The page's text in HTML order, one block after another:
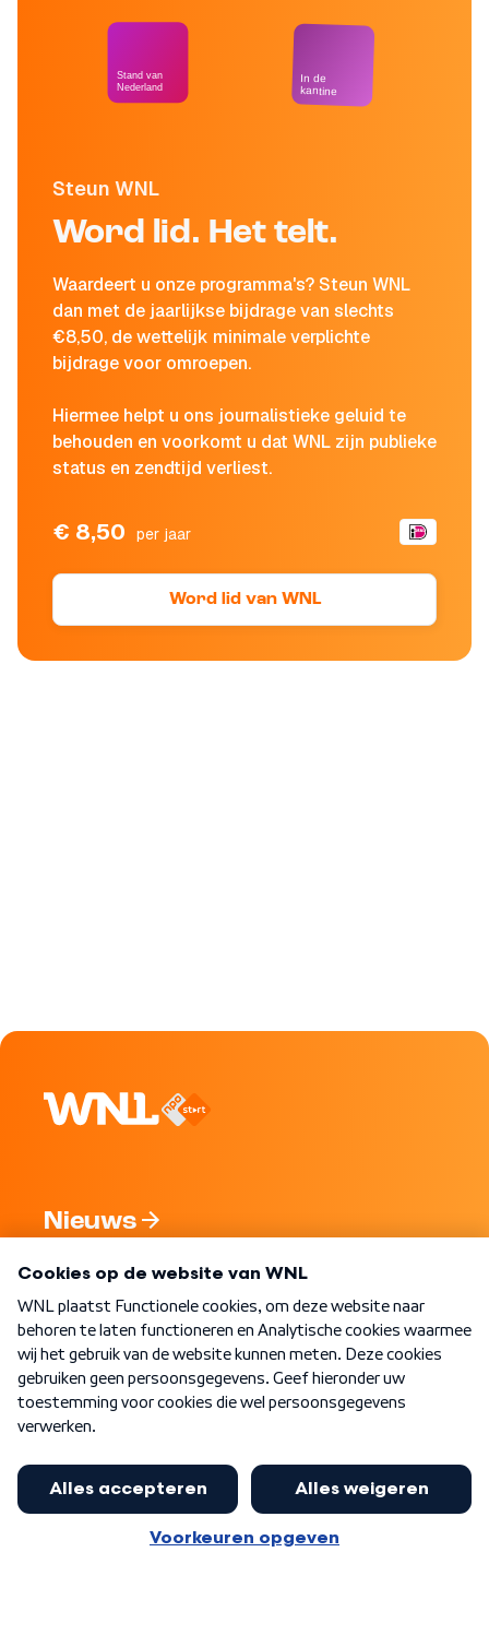
Steun WNL
Word lid. Het telt.
Waardeert u onze programma's? Steun WNL
dan met de jaarlijkse bijdrage van slechts
€8,50, de wettelijk minimale verplichte
bijdrage voor omroepen.
Hiermee helpt u ons journalistieke geluid te
behouden en voorkomt u dat WNL zijn publieke
status en zendtijd verliest.
€ 8,50 per jaar
Word lid van WNL
Stand van
Nederland
In de
kantine
Nieuws
Nieuwsbrief
Word Lid